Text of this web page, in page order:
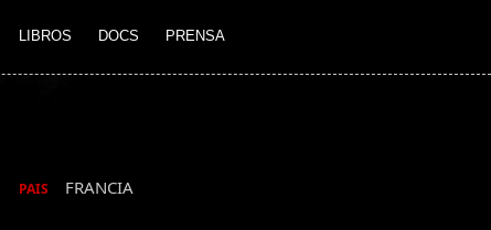
LIBROS DOCS PRENSA
PAIS FRANCIA